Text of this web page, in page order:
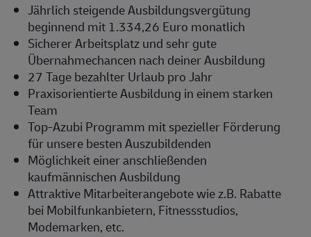
Jährlich steigende Ausbildungsvergütung
beginnend mit 1.334,26 Euro monatlich
Sicherer Arbeitsplatz und sehr gute
Übernahmechancen nach deiner Ausbildung
27 Tage bezahlter Urlaub pro Jahr
Praxisorientierte Ausbildung in einem starken
Team
Top-Azubi Programm mit spezieller Förderung
für unsere besten Auszubildenden
Möglichkeit einer anschließenden
kaufmännischen Ausbildung
Attraktive Mitarbeiterangebote wie z.B. Rabatte
bei Mobilfunkanbietern, Fitnessstudios,
Modemarken, etc.